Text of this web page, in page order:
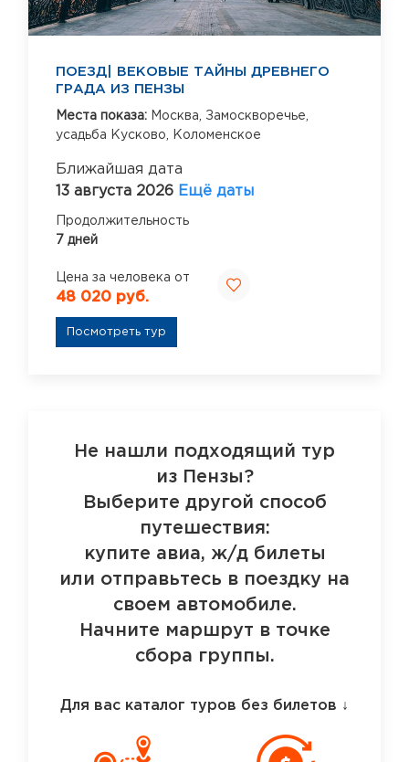
ПОЕЗД| ВЕКОВЫЕ ТАЙНЫ ДРЕВНЕГО
ГРАДА ИЗ ПЕНЗЫ
Места показа: Москва, Замоскворечье,
усадьба Кусково,
Коломенское
Ближайшая дата
13 августа 2026 Ещё даты
Продолжительность
7 дней
Цена за человека от
48 020 руб.
Посмотреть тур
Не нашли подходящий тур
из Пензы?
Выберите другой способ
путешествия:
купите авиа, ж/д билеты
или отправьтесь в поездку на
своем автомобиле.
Начните маршрут в точке
сбора группы.
Для вас каталог туров без билетов ↓